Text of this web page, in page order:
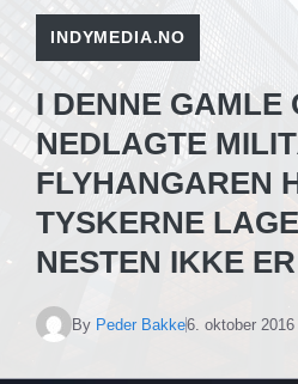
INDYMEDIA.NO
I DENNE GAMLE
NEDLAGTE
FLYHANGAREN
TYSKERNE
NESTEN IKKE
By Peder Bakke6. oktober 2016